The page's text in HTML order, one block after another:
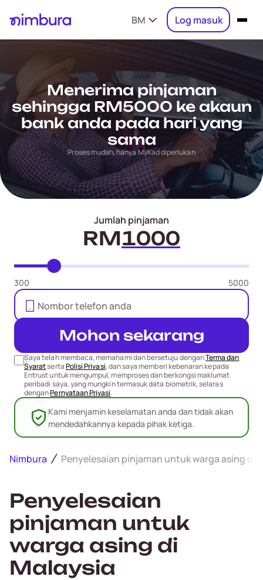
BM Log masuk
Menerima pinjaman
sehingga RM5000 ke akaun
bank anda pada hari yang
sama
Proses mudah, hanya MyKad diperlukan
Jumlah pinjaman
RM
300 5000
Mohon sekarang
Saya telah membaca, memahami dan bersetuju denganTerma dan
SyaratsertaPolisi Privasi, dan saya memberi kebenaran kepada
Entrust untuk mengumpul, memproses dan berkongsi maklumat
peribadi saya, yang mungkin termasuk data biometrik, selaras
denganPernyataan Privasi.
Kami menjamin keselamatan anda dan tidak akan
mendedahkannya kepada pihak ketiga.
Nimbura Penyelesaian pinjaman untuk warga asing di
Penyelesaian
pinjaman untuk
warga asing di
Malaysia